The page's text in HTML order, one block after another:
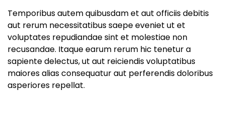
Temporibus autem quibusdam et aut officiis debitis
aut rerum necessitatibus saepe eveniet ut et
voluptates repudiandae sint et molestiae non
recusandae. Itaque earum rerum hic tenetur a
sapiente delectus, ut aut reiciendis voluptatibus
maiores alias consequatur aut perferendis doloribus
asperiores repellat.